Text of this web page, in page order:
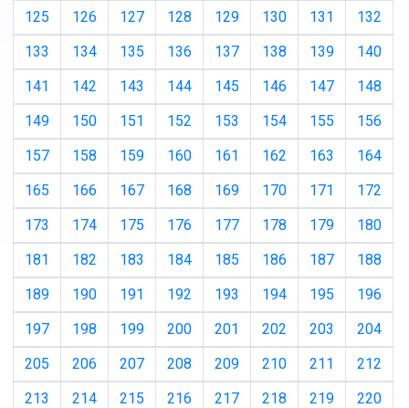
125
126 127 128 129 130 131
132
133
134 135 136 137 138 139
140
141
142 143 144 145 146 147
148
149
150 151 152 153 154 155
156
157
158 159 160 161 162 163
164
165
166 167 168 169 170 171
172
173
174 175 176 177 178 179
180
181
182 183 184 185 186 187
188
189
190 191 192 193 194 195
196
197
198 199 200 201 202 203
204
205
206 207 208 209 210 211
212
213
214 215 216 217 218 219
220